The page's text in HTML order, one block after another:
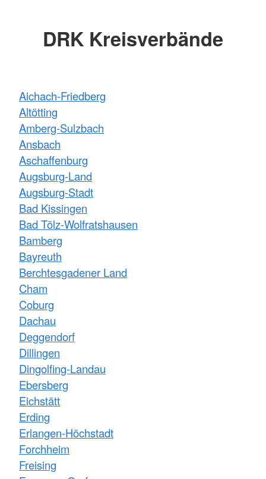
DRK Kreisverbände
Aichach-Friedberg
Altötting
Amberg-Sulzbach
Ansbach
Aschaffenburg
Augsburg-Land
Augsburg-Stadt
Bad Kissingen
Bad Tölz-Wolfratshausen
Bamberg
Bayreuth
Berchtesgadener Land
Cham
Coburg
Dachau
Deggendorf
Dillingen
Dingolfing-Landau
Ebersberg
Eichstätt
Erding
Erlangen-Höchstadt
Forchheim
Freising